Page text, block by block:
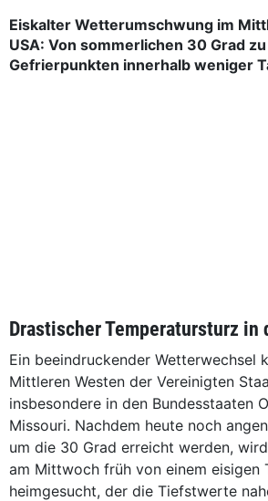
Eiskalter Wetterumschwung im
USA: Von sommerlichen 30 Grad
Gefrierpunkten innerhalb weniger
Drastischer Temperatursturz in
Ein beeindruckender Wetterwechsel
Mittleren Westen der Vereinigten
insbesondere in den Bundesstaaten
Missouri. Nachdem heute noch
um die 30 Grad erreicht werden,
am Mittwoch früh von einem eisigen
heimgesucht, der die Tiefstwerte